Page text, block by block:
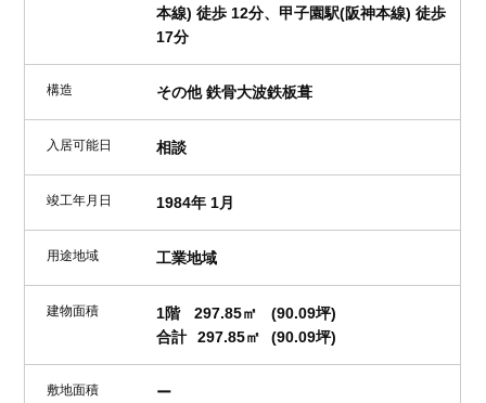
本線) 徒歩 12分、甲子園駅(阪神本線) 徒歩
17分
構造 その他 鉄骨大波鉄板葺
入居可能日 相談
竣工年月日 1984年 1月
用途地域 工業地域
建物面積 1階 297.85㎡
(90.09坪)
合計
297.85㎡ (90.09坪)
敷地面積 ー